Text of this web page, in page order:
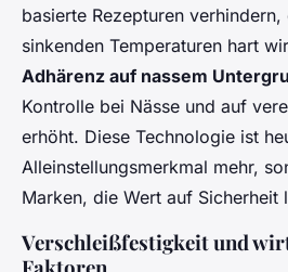
basierte Rezepturen
sinkenden Temperaturen hart
Adhärenz auf nassem
Kontrolle bei Nässe und auf
erhöht. Diese Technologie ist
Alleinstellungsmerkmal mehr,
Marken, die Wert auf Sicherheit
Verschleißfestigkeit und